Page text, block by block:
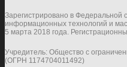
Зарегистрировано в Федеральной
информационных технологий и
5 марта 2018 года.
Учредитель: Общество с
(ОГРН 1174704011492)